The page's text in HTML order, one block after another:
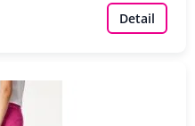
Detail